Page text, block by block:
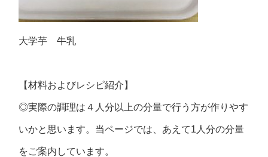
大学芋 牛乳
【材料およびレシピ紹介】
◎実際の調理は４人分以上の分量で行う方が作りやす
いかと思います。当ページでは、あえて1人分の分量
をご案内しています。